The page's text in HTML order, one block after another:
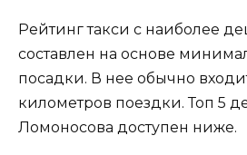
Рейтинг такси с наиболее
составлен на основе
посадки. В нее обычно
километров поездки. Топ 5
Ломоносова доступен ниже.